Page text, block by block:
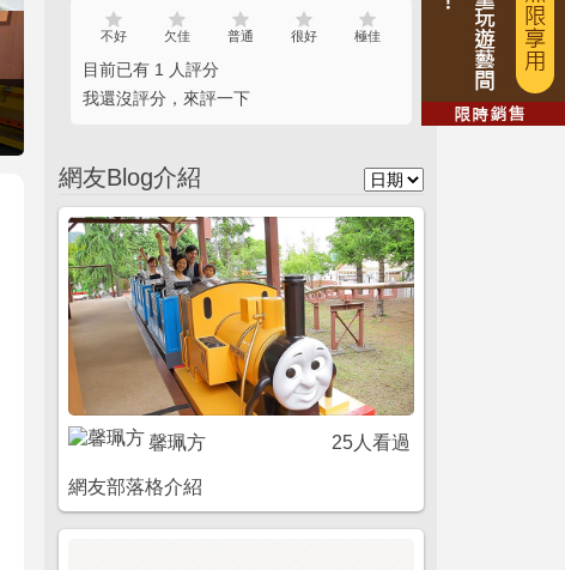
不好 欠佳 普通 很好 極佳
目前已有 1 人評分
我還沒評分，來評一下
網友Blog介紹
馨珮方 25人看過
網友部落格介紹